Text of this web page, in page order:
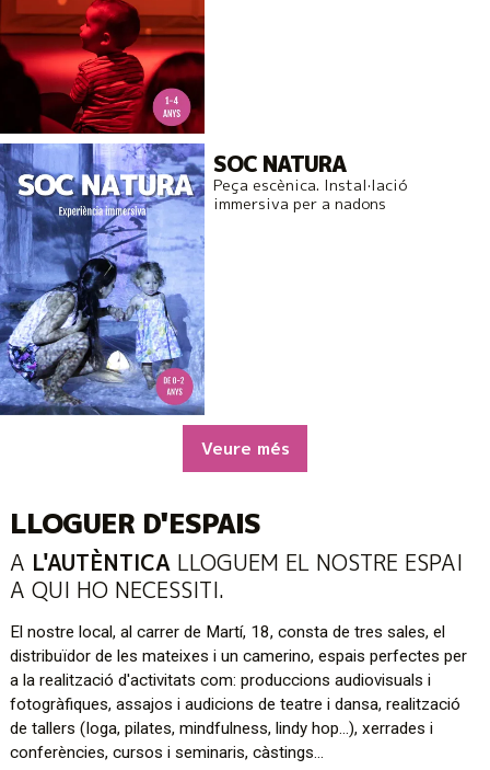
SOC NATURA
Peça escènica. Instal·lació
immersiva per a nadons
Veure més
LLOGUER D'ESPAIS
A L'AUTÈNTICA LLOGUEM EL NOSTRE ESPAI
A QUI HO NECESSITI.
El nostre local, al carrer de Martí, 18, consta de tres sales, el
distribuïdor de les mateixes i un camerino, espais perfectes per
a la realització d'activitats com: produccions audiovisuals i
fotogràfiques, assajos i audicions de teatre i dansa, realització
de tallers (Ioga, pilates, mindfulness, lindy hop…), xerrades i
conferències, cursos i seminaris, càstings…